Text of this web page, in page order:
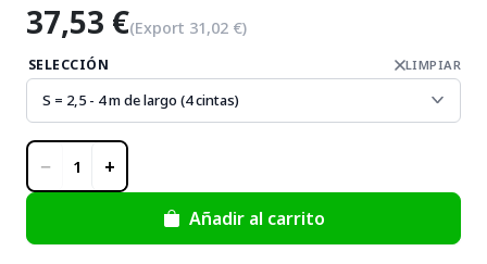
37,53 €(Export 31,02 €)
SELECCIÓN LIMPIAR
− 1 +
Añadir al carrito